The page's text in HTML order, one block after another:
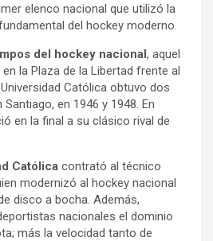
elenco nacional que utilizó la
del hockey moderno.
del hockey nacional, aquel
la Plaza de la Libertad frente al
Católica obtuvo dos
en 1946 y 1948. En
en la final a su clásico rival de
Católica contrató al técnico
modernizó al hockey nacional
disco a bocha. Además,
nacionales el dominio
más la velocidad tanto de